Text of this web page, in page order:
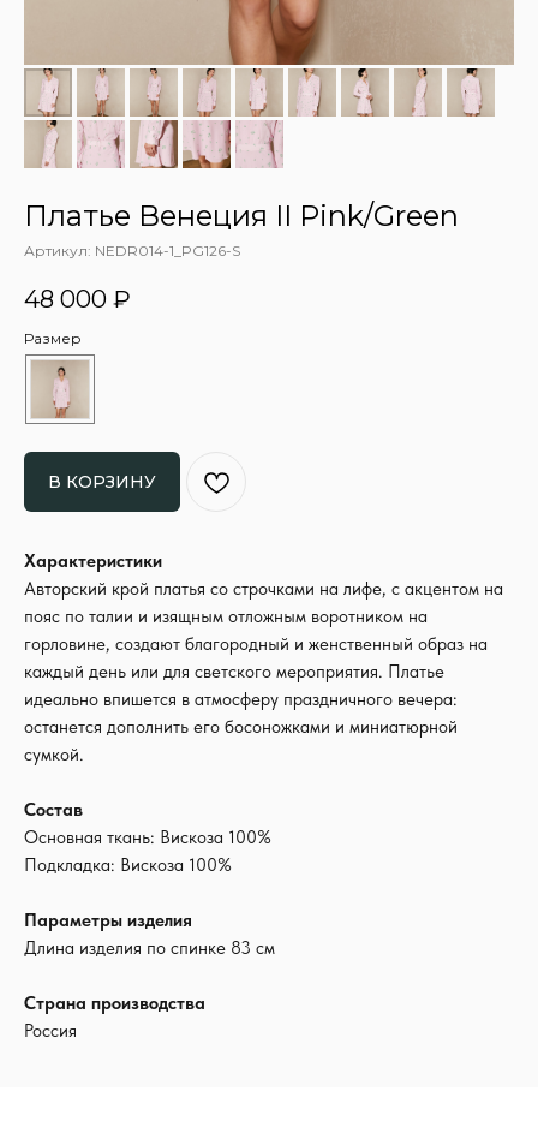
Платье Венеция II Pink/Green
Артикул: NEDR014-1_PG126-S
48 000 ₽
Размер
В КОРЗИНУ
Характеристики
Авторский крой платья со строчками на лифе, с акцентом на
пояс по талии и изящным отложным воротником на
горловине, создают благородный и женственный образ на
каждый день или для светского мероприятия. Платье
идеально впишется в атмосферу праздничного вечера:
останется дополнить его босоножками и миниатюрной
сумкой.
Состав
Основная ткань: Вискоза 100%
Подкладка: Вискоза 100%
Параметры изделия
Длина изделия по спинке 83 см
Страна производства
Россия